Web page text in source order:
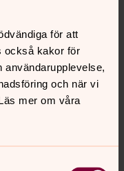
för att
också kakor för
och när vi
mer om våra
med